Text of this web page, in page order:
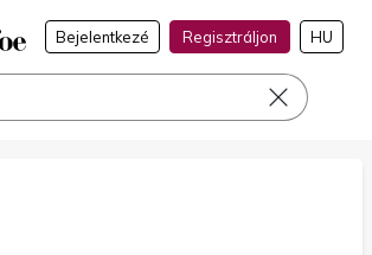
Bejelentkezé
Regisztráljon
a címen
HU